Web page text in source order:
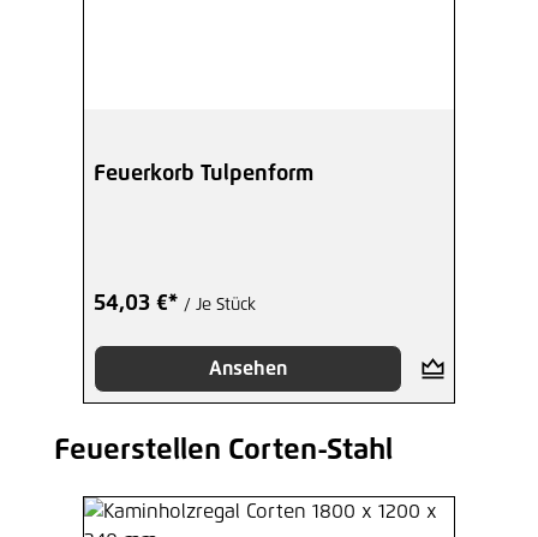
Feuerkorb Tulpenform
54,03 €* / Je Stück
Ansehen
Produktgalerie überspringen
Feuerstellen Corten-Stahl